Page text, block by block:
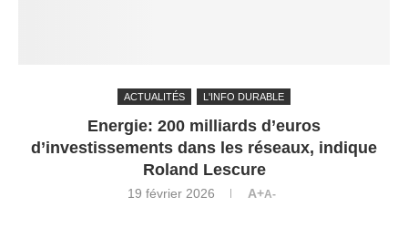
ACTUALITÉS L'INFO DURABLE
Energie: 200 milliards d’euros
d’investissements dans les réseaux, indique
Roland Lescure
19 février 2026 A+A-